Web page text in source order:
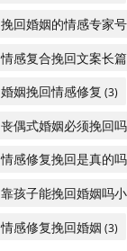
挽回婚姻的情感专家
情感复合挽回文案长篇
婚姻挽回情感修复 (3)
丧偶式婚姻必须挽回
情感修复挽回是真的吗
靠孩子能挽回婚姻吗
情感修复挽回婚姻 (3)